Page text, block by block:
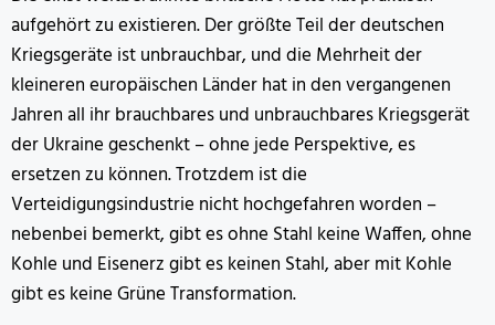
aufgehört zu existieren. Der größte Teil der deutschen
Kriegsgeräte ist unbrauchbar, und die Mehrheit der
kleineren europäischen Länder hat in den vergangenen
Jahren all ihr brauchbares und unbrauchbares Kriegsgerät
der Ukraine geschenkt – ohne jede Perspektive, es
ersetzen zu können. Trotzdem ist die
Verteidigungsindustrie nicht hochgefahren worden –
nebenbei bemerkt, gibt es ohne Stahl keine Waffen, ohne
Kohle und Eisenerz gibt es keinen Stahl, aber mit Kohle
gibt es keine Grüne Transformation.